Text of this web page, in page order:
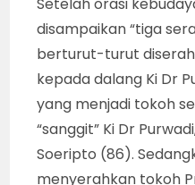
Pentas pakeliran
disajikan Ki Dr Purwadi
pedalangan “gagrag
berdurasi 4 jam sejak